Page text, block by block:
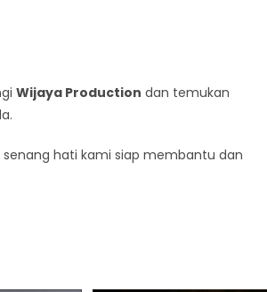
Wijaya Production dan temukan
hati kami siap membantu dan